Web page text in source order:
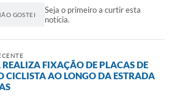
GOSTEI
Seja o primeiro a curtir esta
notícia.
REALIZA FIXAÇÃO DE PLACAS DE
CICLISTA AO LONGO DA ESTRADA